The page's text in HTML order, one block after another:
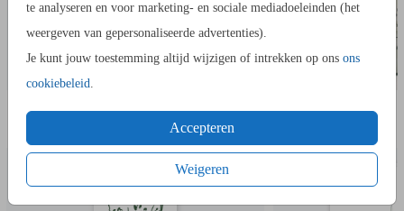
te analyseren en voor marketing- en sociale mediadoeleinden (het
weergeven van gepersonaliseerde advertenties).
Je kunt jouw toestemming altijd wijzigen of intrekken op ons ons
cookiebeleid.
Accepteren
Weigeren
IN DEZELFDE STIJL KUN JE DIT OOK